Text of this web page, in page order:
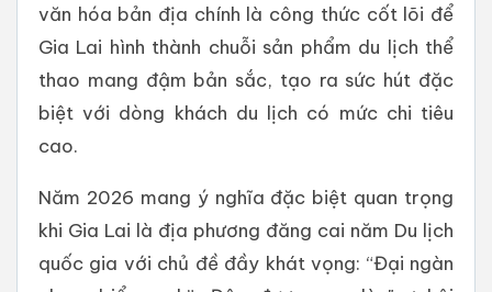
văn hóa bản địa chính là công thức cốt lõi để
Gia Lai hình thành chuỗi sản phẩm du lịch thể
thao mang đậm bản sắc, tạo ra sức hút đặc
biệt với dòng khách du lịch có mức chi tiêu
cao.
Năm 2026 mang ý nghĩa đặc biệt quan trọng
khi Gia Lai là địa phương đăng cai năm Du lịch
quốc gia với chủ đề đầy khát vọng: “Đại ngàn